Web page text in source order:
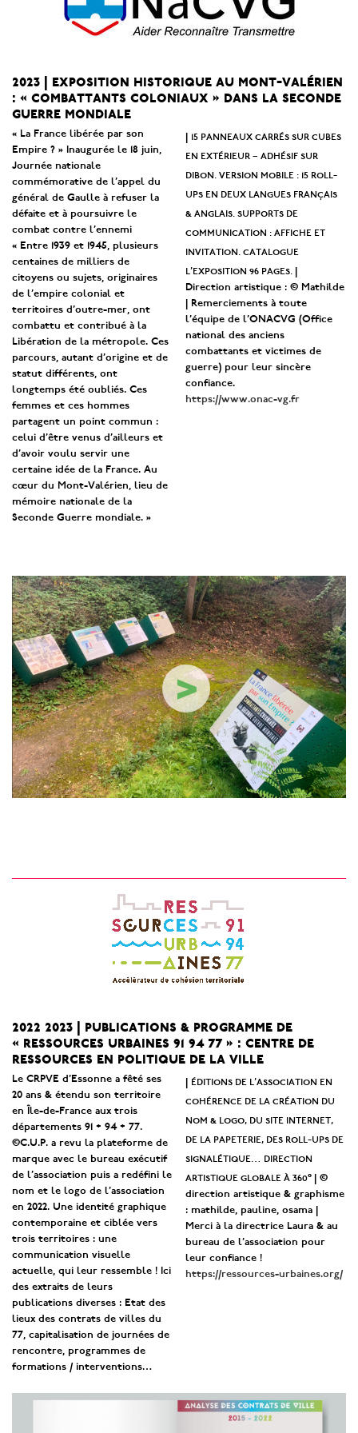
2023 | exposition historique au mont-valérien
: « combattants coloniaux » dans la seconde
guerre mondiale
« La France libérée par son
Empire ? » Inaugurée le 18 juin,
Journée nationale
commémorative de l’appel du
général de Gaulle à refuser la
défaite et à poursuivre le
combat contre l’ennemi
« Entre 1939 et 1945, plusieurs
centaines de milliers de
citoyens ou sujets, originaires
de l’empire colonial et
territoires d’outre-mer, ont
combattu et contribué à la
Libération de la métropole. Ces
parcours, autant d’origine et de
statut différents, ont
longtemps été oubliés. Ces
femmes et ces hommes
partagent un point commun :
celui d’être venus d’ailleurs et
d’avoir voulu servir une
certaine idée de la France. Au
cœur du Mont-Valérien, lieu de
mémoire nationale de la
Seconde Guerre mondiale. »
15 panneaux carrés sur cubes
en extérieur – adhésif sur
dibon. version mobile : 15 roll-
ups en deux langues français
& anglais. supports de
communication : affiche et
invitation. catalogue
l’exposition 96 pages.
Direction artistique : © Mathilde
| Remerciements à toute
l’équipe de l’ONACVG (Office
national des anciens
combattants et victimes de
guerre) pour leur sincère
confiance.
https://www.onac-vg.fr
>
2022 2023 | publications & programme de
« ressources urbaines 91 94 77 » : centre de
ressources en politique de la ville
Le CRPVE d’Essonne a fêté ses
20 ans & étendu son territoire
en Île-de-France aux trois
départements 91 + 94 + 77.
©C.U.P. a revu la plateforme de
marque avec le bureau exécutif
de l’association puis a redéfini le
nom et le logo de l’association
en 2022. Une identité graphique
contemporaine et ciblée vers
trois territoires : une
communication visuelle
actuelle, qui leur ressemble ! Ici
des extraits de leurs
publications diverses : Etat des
lieux des contrats de villes du
77, capitalisation de journées de
rencontre, programmes de
formations / interventions…
éditions de l’association en
cohérence de la création du
nom & logo, du site internet,
de la papeterie, des roll-ups de
signalétique… direction
artistique globale à 360°
| ©
direction artistique & graphisme
: mathilde, pauline, osama |
Merci à la directrice Laura & au
bureau de l’association pour
leur confiance !
https://ressources-urbaines.org/